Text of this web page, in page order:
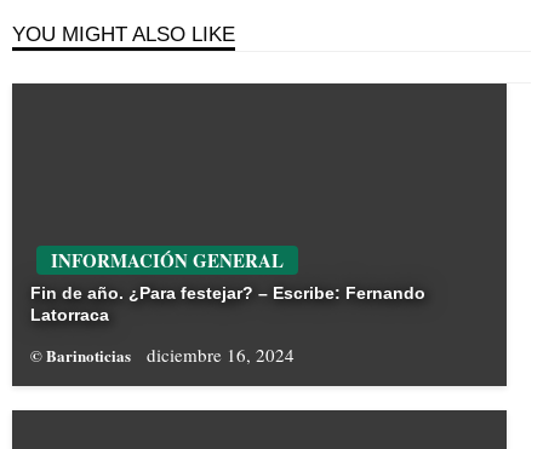
YOU MIGHT ALSO LIKE
INFORMACIÓN GENERAL
Fin de año. ¿Para festejar? – Escribe: Fernando
Latorraca
© Barinoticias diciembre 16, 2024